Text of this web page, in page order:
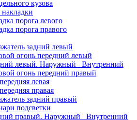
кузова
порога левого
порога правого
задний левый
огонь передний левый
левый. Наружный_ Внутренний
огонь передний правый
левая
правая
задний правый
подсветки
правый. Наружный_ Внутренний